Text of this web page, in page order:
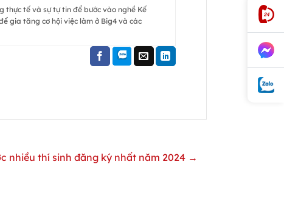
thực tế và sự tự tin để bước vào nghề Kế
gia tăng cơ hội việc làm ở Big4 và các
nhiều thí sinh đăng ký nhất năm 2024 →